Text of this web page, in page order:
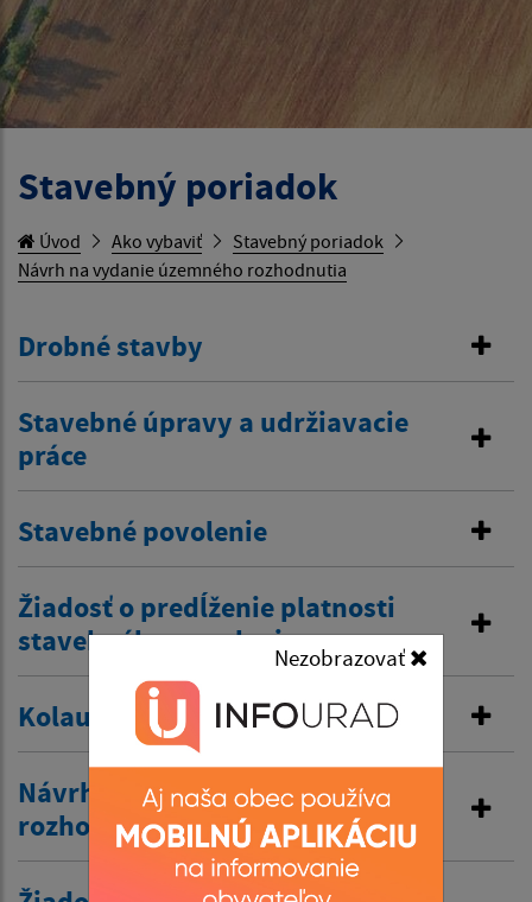
Nezobrazovať
Stavebný poriadok
Úvod Ako vybaviť
Stavebný poriadok
Návrh na vydanie územného rozhodnutia
Drobné stavby
Stavebné úpravy a udržiavacie
práce
Stavebné povolenie
Žiadosť o predĺženie platnosti
stavebného povolenia
Kolaudačné rozhodnutie
Návrh na vydanie územného
rozhodnutia